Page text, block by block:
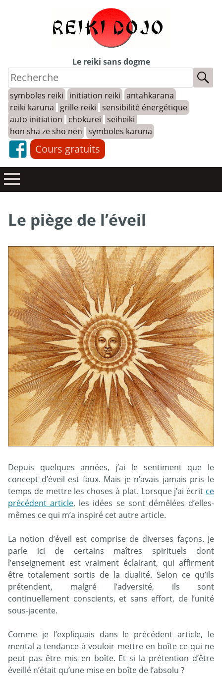
Le reiki sans dogme
symboles reiki initiation reiki antahkarana
reiki karuna
grille reiki sensibilité énergétique
auto initiation
chokurei seiheiki
hon sha ze sho nen symboles karuna
Cours gratuits
Le piège de l’éveil
Depuis quelques années, j’ai le sentiment que le
concept d’éveil est faux. Mais je n’avais jamais pris le
temps de mettre les choses à plat. Lorsque j’ai écrit ce
précédent article, les idées se sont démêlées d’elles-
mêmes ce qui m’a inspiré cet autre article.
La notion d’éveil est comprise de diverses façons. Je
parle ici de certains maîtres spirituels dont
l’enseignement est vraiment éclairant, qui affirment
être totalement sortis de la dualité. Selon ce qu’ils
prétendent, malgré l’adversité, ils sont
continuellement conscients, et sans effort, de l’unité
sous-jacente.
Comme je l’expliquais dans le précédent article, le
mental a tendance à vouloir mettre en boîte ce qui ne
peut pas être mis en boîte. Et si la prétention d’être
éveillé n’était qu’une mise en boîte de l’absolu ?